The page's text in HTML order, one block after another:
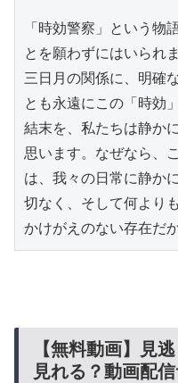
「時効警察」という物
とを願わずにはいられ
三日月の関係に、明確
とも永遠にこの「時効
結末を、私たちは静か
思います。なぜなら、
は、我々の日常に静か
切なく、そして何より
かけがえのない存在だ
【無料動画】見
見れる？動画配